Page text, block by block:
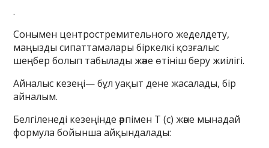
.
Сонымен центростремительного жеделдету,
маңызды сипаттамалары біркелкі қозғалыс
шеңбер болып табылады және өтініш беру жиілігі.
Айналыс кезеңі— бұл уақыт дене жасалады, бір
айналым.
Белгіленеді кезеңінде әрпімен Т (с) және мынадай
формула бойынша айқындалады: